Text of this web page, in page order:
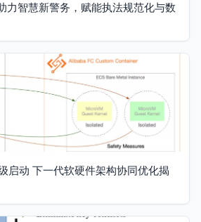
力智慧新警务，赋能执法规范化与数
启动 下一代软硬件架构协同优化揭